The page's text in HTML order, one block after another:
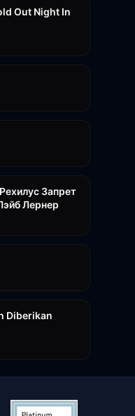
Out Night In
Запрет
Лернер
Diberikan